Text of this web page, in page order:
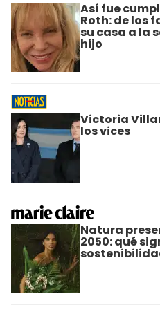
Así fue
Roth: de los
su casa a la
hijo
Victoria
los vices
Natura
2050: qué